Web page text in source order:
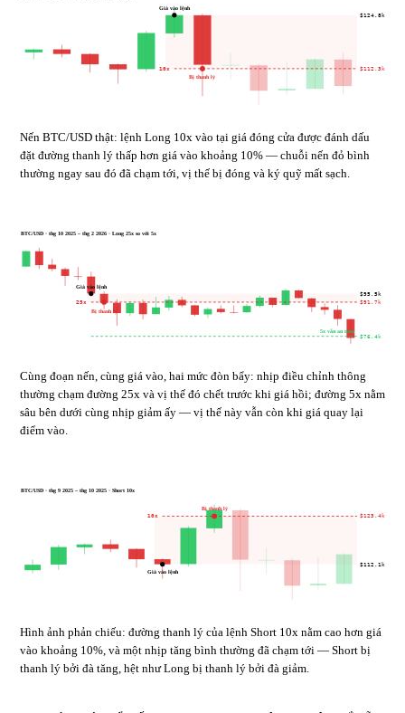
Giá vào lệnh
$124.8k
$112.3k
10x
Bị thanh lý
Nến BTC/USD thật: lệnh Long 10x vào tại giá đóng cửa được đánh dấu
đặt đường thanh lý thấp hơn giá vào khoảng 10% — chuỗi nến đỏ bình
thường ngay sau đó đã chạm tới, vị thế bị đóng và ký quỹ mất sạch.
Giá vào lệnh
$95.5k
$91.7k
25x
Bị thanh lý
$76.4k
5x vẫn an toàn
BTC/USD · thg 10 2025 – thg 2 2026 · Long 25x so với 5x
Cùng đoạn nến, cùng giá vào, hai mức đòn bẩy: nhịp điều chỉnh thông
thường chạm đường 25x và vị thế đó chết trước khi giá hồi; đường 5x nằm
sâu bên dưới cùng nhịp giảm ấy — vị thế này vẫn còn khi giá quay lại
điểm vào.
Giá vào lệnh
$112.1k
$123.4k
10x
Bị thanh lý
BTC/USD · thg 9 2025 – thg 10 2025 · Short 10x
Hình ảnh phản chiếu: đường thanh lý của lệnh Short 10x nằm cao hơn giá
vào khoảng 10%, và một nhịp tăng bình thường đã chạm tới — Short bị
thanh lý bởi đà tăng, hệt như Long bị thanh lý bởi đà giảm.